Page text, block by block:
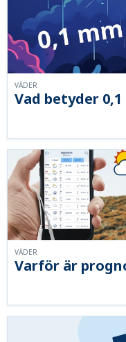
Vad betyder
VÄDER
Varför är
VÄDER